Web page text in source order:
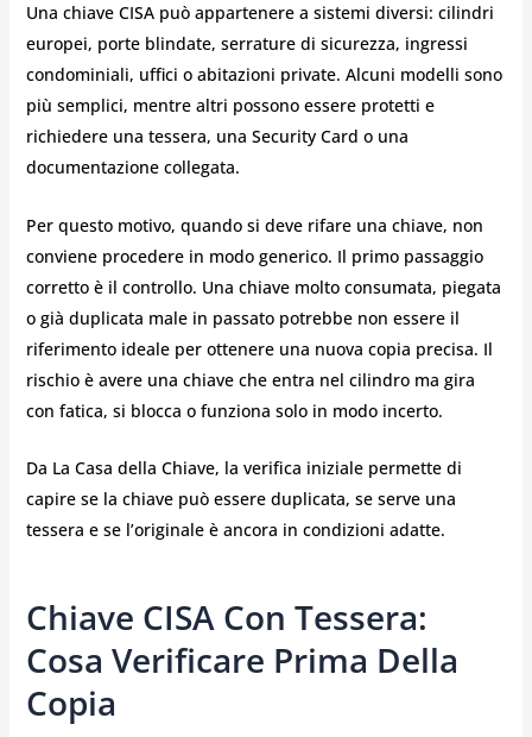
Una chiave CISA può appartenere a sistemi diversi: cilindri
europei, porte blindate, serrature di sicurezza, ingressi
condominiali, uffici o abitazioni private. Alcuni modelli sono
più semplici, mentre altri possono essere protetti e
richiedere una tessera, una Security Card o una
documentazione collegata.
Per questo motivo, quando si deve rifare una chiave, non
conviene procedere in modo generico. Il primo passaggio
corretto è il controllo. Una chiave molto consumata, piegata
o già duplicata male in passato potrebbe non essere il
riferimento ideale per ottenere una nuova copia precisa. Il
rischio è avere una chiave che entra nel cilindro ma gira
con fatica, si blocca o funziona solo in modo incerto.
Da La Casa della Chiave, la verifica iniziale permette di
capire se la chiave può essere duplicata, se serve una
tessera e se l’originale è ancora in condizioni adatte.
Chiave CISA Con Tessera:
Cosa Verificare Prima Della
Copia